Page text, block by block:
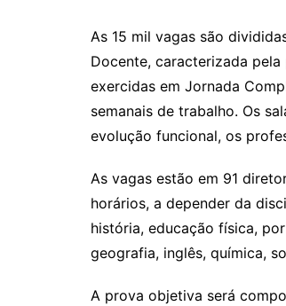
As 15 mil vagas são
Docente, caracterizada
exercidas em Jornada
semanais de trabalho. Os
evolução funcional, os
As vagas estão em 91
horários, a depender da
história, educação física,
geografia, inglês, química,
A prova objetiva será